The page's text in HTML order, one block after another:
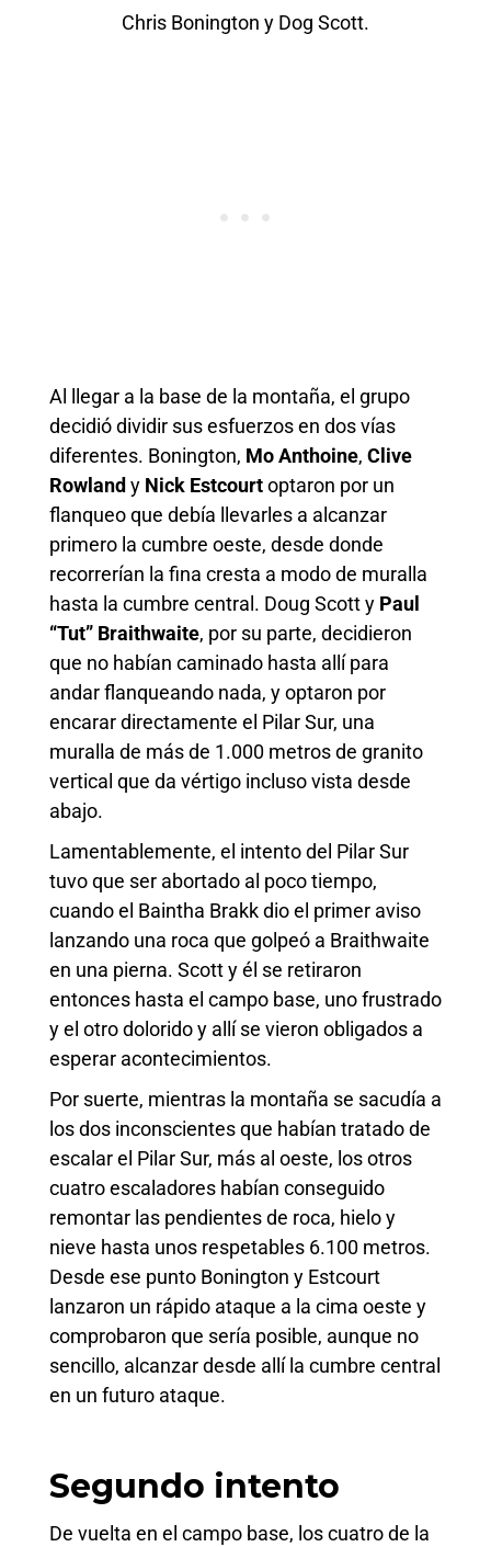
Chris Bonington y Dog Scott.
Al llegar a la base de la montaña, el grupo
decidió dividir sus esfuerzos en dos vías
diferentes. Bonington, Mo Anthoine, Clive
Rowland y Nick Estcourtoptaron por un
flanqueo que debía llevarles a alcanzar
primero la cumbre oeste, desde donde
recorrerían la fina cresta a modo de muralla
hasta la cumbre central. Doug Scott y Paul
“Tut” Braithwaite, por su parte, decidieron
que no habían caminado hasta allí para
andar flanqueando nada, y optaron por
encarar directamente el Pilar Sur, una
muralla de más de 1.000 metros de granito
vertical que da vértigo incluso vista desde
abajo.
Lamentablemente, el intento del Pilar Sur
tuvo que ser abortado al poco tiempo,
cuando el Baintha Brakk dio el primer aviso
lanzando una roca que golpeó a Braithwaite
en una pierna. Scott y él se retiraron
entonces hasta el campo base, uno frustrado
y el otro dolorido y allí se vieron obligados a
esperar acontecimientos.
Por suerte, mientras la montaña se sacudía a
los dos inconscientes que habían tratado de
escalar el Pilar Sur, más al oeste, los otros
cuatro escaladores habían conseguido
remontar las pendientes de roca, hielo y
nieve hasta unos respetables 6.100 metros.
Desde ese punto Bonington y Estcourt
lanzaron un rápido ataque a la cima oeste y
comprobaron que sería posible, aunque no
sencillo, alcanzar desde allí la cumbre central
en un futuro ataque.
Segundo intento
De vuelta en el campo base, los cuatro de la